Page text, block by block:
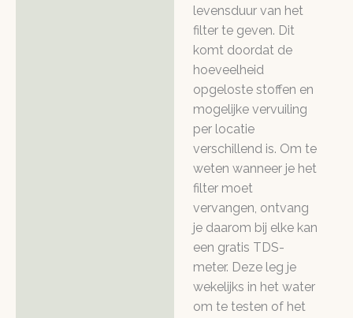
levensduur van het
filter te geven. Dit
komt doordat de
hoeveelheid
opgeloste stoffen en
mogelijke vervuiling
per locatie
verschillend is. Om te
weten wanneer je het
filter moet
vervangen, ontvang
je daarom bij elke kan
een gratis TDS-
meter. Deze leg je
wekelijks in het water
om te testen of het